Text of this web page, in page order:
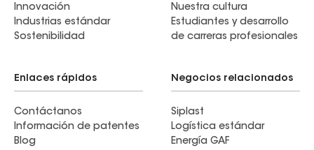
Innovación
Industrias estándar
Sostenibilidad
Nuestra cultura
Estudiantes y desarrollo
de carreras profesionales
Enlaces rápidos
Contáctanos
Información de patentes
Blog
Negocios relacionados
Siplast
Logística estándar
Energía GAF